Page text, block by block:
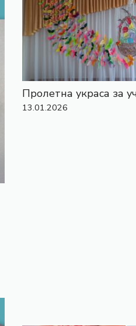
Пролетна украса за
13.01.2026